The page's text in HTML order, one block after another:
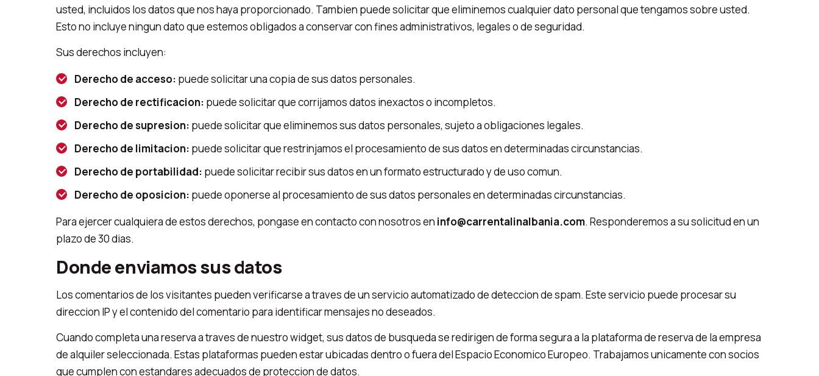
usted, incluidos los datos que nos haya proporcionado. Tambien puede solicitar que eliminemos cualquier dato personal que tengamos sobre usted.
Esto no incluye ningun dato que estemos obligados a conservar con fines administrativos, legales o de seguridad.
Sus derechos incluyen:
Derecho de acceso: puede solicitar una copia de sus datos personales.
Derecho de rectificacion: puede solicitar que corrijamos datos inexactos o incompletos.
Derecho de supresion: puede solicitar que eliminemos sus datos personales, sujeto a obligaciones legales.
Derecho de limitacion: puede solicitar que restrinjamos el procesamiento de sus datos en determinadas circunstancias.
Derecho de portabilidad: puede solicitar recibir sus datos en un formato estructurado y de uso comun.
Derecho de oposicion: puede oponerse al procesamiento de sus datos personales en determinadas circunstancias.
Para ejercer cualquiera de estos derechos, pongase en contacto con nosotros en info@carrentalinalbania.com. Responderemos a su solicitud en un
plazo de 30 dias.
Donde enviamos sus datos
Los comentarios de los visitantes pueden verificarse a traves de un servicio automatizado de deteccion de spam. Este servicio puede procesar su
direccion IP y el contenido del comentario para identificar mensajes no deseados.
Cuando completa una reserva a traves de nuestro widget, sus datos de busqueda se redirigen de forma segura a la plataforma de reserva de la empresa
de alquiler seleccionada. Estas plataformas pueden estar ubicadas dentro o fuera del Espacio Economico Europeo. Trabajamos unicamente con socios
que cumplen con estandares adecuados de proteccion de datos.